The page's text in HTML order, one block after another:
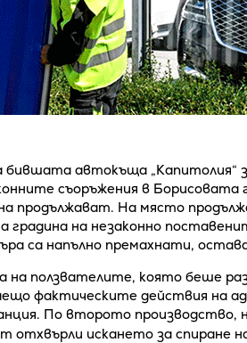
автокъща „Капитолия“
съоръжения в Борисовата
продължават. На място
на незаконно
са напълно премахнати,
на ползвателите, която беше
фактическите действия на
По второто производство,
отхвърли искането за спиране